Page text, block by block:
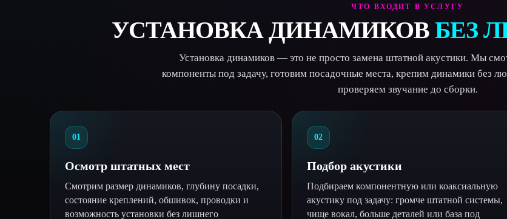
ЧТО ВХОДИТ В УСЛУГУ
УСТАНОВКА ДИНАМИКОВ БЕЗ
Установка динамиков — это не просто замена штатной акустики. Мы
компоненты под задачу, готовим посадочные места, крепим динамики без
проверяем звучание до сборки.
01
Осмотр штатных мест
Смотрим размер динамиков, глубину посадки,
состояние креплений, обшивок, проводки и
возможность установки без лишнего
02
Подбор акустики
Подбираем компонентную или коаксиальную
акустику под задачу: громче штатной системы,
чище вокал, больше деталей или база под